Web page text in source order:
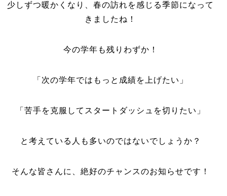
少しずつ暖かくなり、春の訪れを感じる季節になって
きましたね！
今の学年も残りわずか！
「次の学年ではもっと成績を上げたい」
「苦手を克服してスタートダッシュを切りたい」
と考えている人も多いのではないでしょうか？
そんな皆さんに、絶好のチャンスのお知らせです！